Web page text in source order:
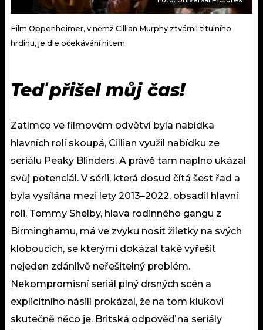
Film Oppenheimer, v němž Cillian Murphy ztvárnil titulního
hrdinu, je dle očekávání hitem
Teď přišel můj čas!
Zatímco ve filmovém odvětví byla nabídka
hlavních rolí skoupá, Cillian využil nabídku ze
seriálu Peaky Blinders. A právě tam naplno ukázal
svůj potenciál. V sérii, která dosud čítá šest řad a
byla vysílána mezi lety 2013–2022, obsadil hlavní
roli. Tommy Shelby, hlava rodinného gangu z
Birminghamu, má ve zvyku nosit žiletky na svých
kloboucích, se kterými dokázal také vyřešit
nejeden zdánlivě neřešitelný problém.
Nekompromisní seriál plný drsných scén a
explicitního násilí prokázal, že na tom klukovi
skutečně něco je. Britská odpověď na seriály